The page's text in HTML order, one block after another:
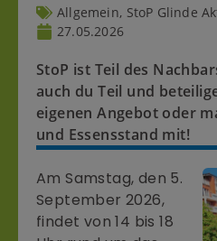
Allgemein, StoP Glinde
27.05.2026
StoP ist Teil des
auch du Teil und
eigenen Angebot oder
und Essensstand mit!
Am Samstag, den 5.
September 2026,
findet von 14 bis 18